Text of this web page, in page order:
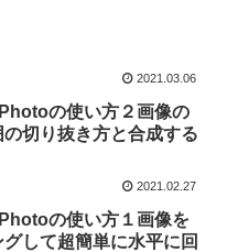
2021.03.06
の使い方２画像の
切り抜き方と合成する
2021.02.27
の使い方１画像を
グして超簡単に水平に回